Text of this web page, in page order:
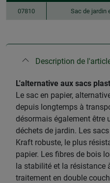
07810 Sac de jardin
Description de
L'alternative aux sacs
Le sac en papier,
depuis longtemps à
désormais également être
déchets de jardin. Les
Kraft robuste, le plus
papier. Les fibres de bois
la stabilité et la résistance
traitement en double